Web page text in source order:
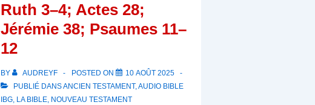
Ruth 3–4; Actes 28;
Jérémie 38; Psaumes 11–
12
BY AUDREYF POSTED ON
10 AOÛT 2025
PUBLIÉ DANSANCIEN TESTAMENT,AUDIO BIBLE
IBG, LA BIBLE, NOUVEAU TESTAMENT